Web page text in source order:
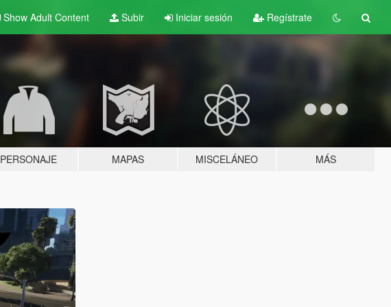
Show Adult Content Subir Iniciar sesión Regístrate
PERSONAJE MAPAS MISCELÁNEO MÁS